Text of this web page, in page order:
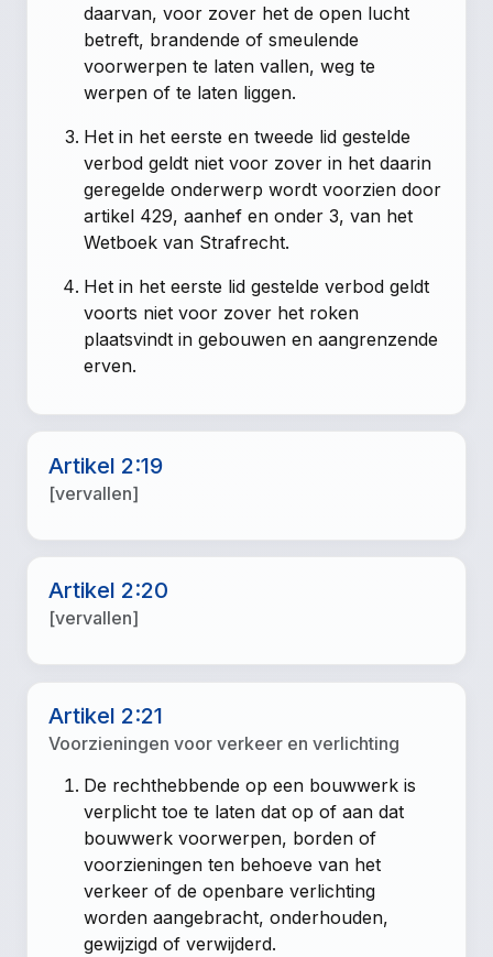
daarvan, voor zover het de open lucht
betreft, brandende of smeulende
voorwerpen te laten vallen, weg te
werpen of te laten liggen.
Het in het eerste en tweede lid gestelde
verbod geldt niet voor zover in het daarin
geregelde onderwerp wordt voorzien door
artikel 429, aanhef en onder 3, van het
Wetboek van Strafrecht.
Het in het eerste lid gestelde verbod geldt
voorts niet voor zover het roken
plaatsvindt in gebouwen en aangrenzende
erven.
Artikel 2:19
[vervallen]
Artikel 2:20
[vervallen]
Artikel 2:21
Voorzieningen voor verkeer en verlichting
De rechthebbende op een bouwwerk is
verplicht toe te laten dat op of aan dat
bouwwerk voorwerpen, borden of
voorzieningen ten behoeve van het
verkeer of de openbare verlichting
worden aangebracht, onderhouden,
gewijzigd of verwijderd.